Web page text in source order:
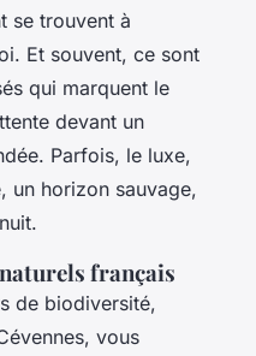
se trouvent à
Et souvent, ce sont
qui marquent le
devant un
Parfois, le luxe,
un horizon sauvage,
français
de biodiversité,
vous